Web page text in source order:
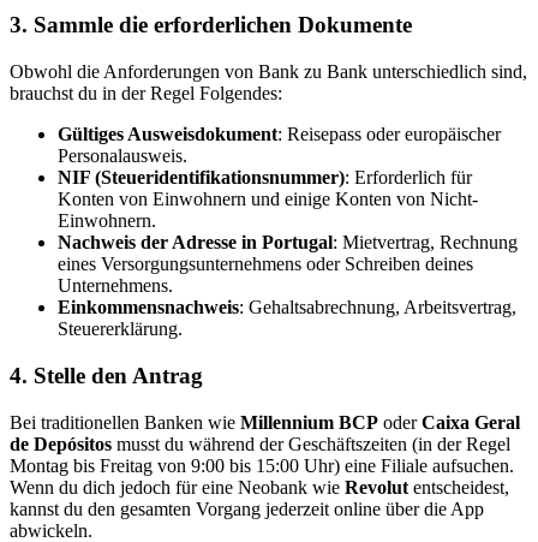
3. Sammle die erforderlichen Dokumente
Obwohl die Anforderungen von Bank zu Bank unterschiedlich sind,
brauchst du in der Regel Folgendes:
Gültiges Ausweisdokument: Reisepass oder europäischer
Personalausweis.
NIF (Steueridentifikationsnummer): Erforderlich für
Konten von Einwohnern und einige Konten von Nicht-
Einwohnern.
Nachweis der Adresse in Portugal: Mietvertrag, Rechnung
eines Versorgungsunternehmens oder Schreiben deines
Unternehmens.
Einkommensnachweis: Gehaltsabrechnung, Arbeitsvertrag,
Steuererklärung.
4. Stelle den Antrag
Bei traditionellen Banken wie Millennium BCP oderCaixa Geral
de Depósitos musst du während der Geschäftszeiten (in der Regel
Montag bis Freitag von 9:00 bis 15:00 Uhr) eine Filiale aufsuchen.
Wenn du dich jedoch für eine Neobank wie Revolut entscheidest,
kannst du den gesamten Vorgang jederzeit online über die App
abwickeln.